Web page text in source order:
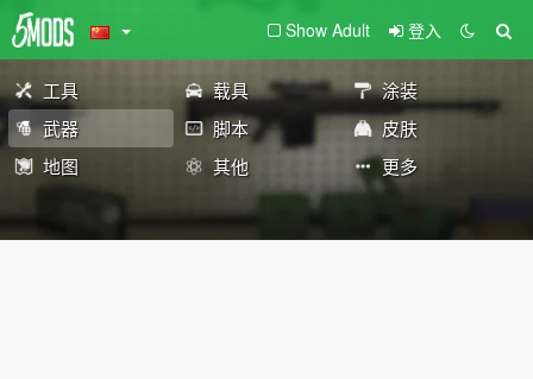
Show Adult 登入
工具 载具
涂装
武器
脚本
皮肤
地图
其他 更多